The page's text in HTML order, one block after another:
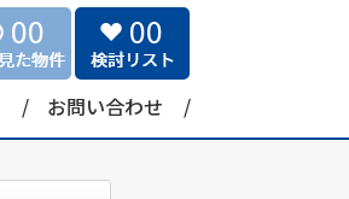
00 00
お問い合わせ